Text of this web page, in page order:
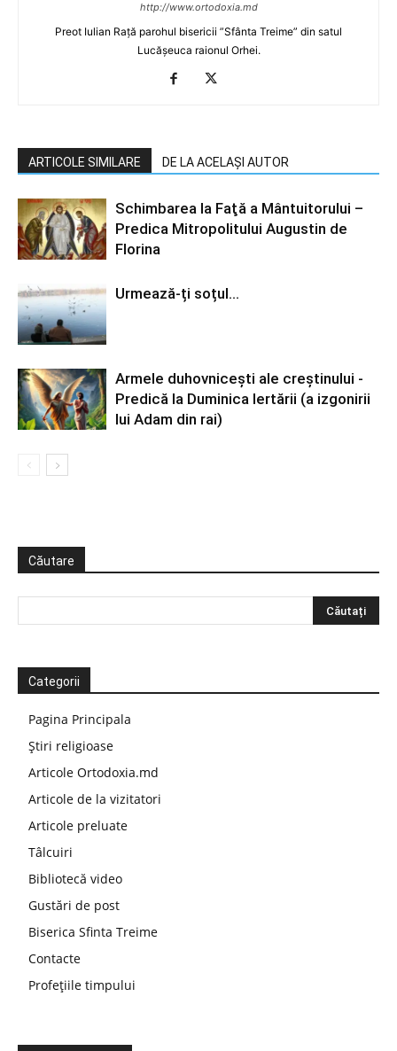
http://www.ortodoxia.md
Preot Iulian Rață parohul bisericii ”Sfânta Treime” din satul
Lucășeuca raionul Orhei.
ARTICOLE SIMILARE DE LA ACELAȘI AUTOR
Schimbarea la Faţă a Mântuitorului –
Predica Mitropolitului Augustin de
Florina
Urmează-ți soțul…
Armele duhovniceşti ale creştinului -
Predică la Duminica Iertării (a izgonirii
lui Adam din rai)
Căutare
Categorii
Pagina Principala
Știri religioase
Articole Ortodoxia.md
Articole de la vizitatori
Articole preluate
Tâlcuiri
Bibliotecă video
Gustări de post
Biserica Sfinta Treime
Contacte
Profețiile timpului